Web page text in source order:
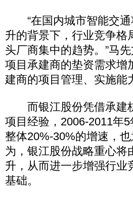
“在国内城市智能交通
升的背景下，行业竞争格
头厂商集中的趋势。”马
项目承建商的垫资需求增
建商的项目管理、实施能
而银江股份凭借承建
项目经验，2006-2011年
整体20%-30%的增速，
为，银江股份战略重心将
升，从而进一步增强行业
基础。